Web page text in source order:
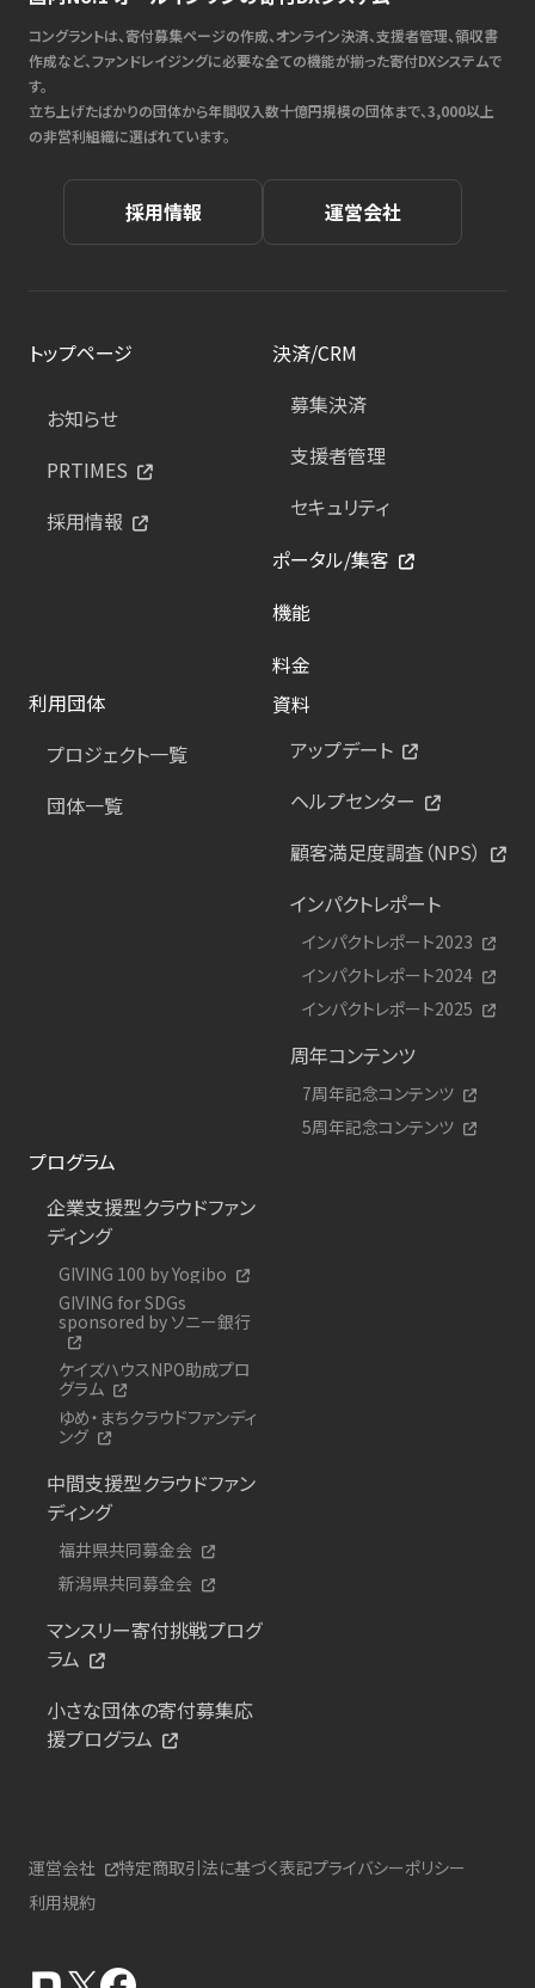
コングラントは、寄付募集ページの作成、オンライン決済、支援者管理、領収書
作成など、ファンドレイジングに必要な全ての機能が揃った寄付DXシステムで
す。
立ち上げたばかりの団体から年間収入数十億円規模の団体まで、3,000以上
の非営利組織に選ばれています。
採用情報 運営会社
トップページ
お知らせ
PRTIMES
採用情報
決済/CRM
募集決済
支援者管理
セキュリティ
ポータル/集客
機能
料金
利用団体
プロジェクト一覧
団体一覧
資料
アップデート
ヘルプセンター
顧客満足度調査（NPS）
インパクトレポート
インパクトレポート2023
インパクトレポート2024
インパクトレポート2025
周年コンテンツ
7周年記念コンテンツ
5周年記念コンテンツ
プログラム
企業支援型クラウドファン
ディング
GIVING 100 by Yogibo
GIVING for SDGs
sponsored by ソニー銀行
ケイズハウスNPO助成プロ
グラム
ゆめ・まちクラウドファンディ
ング
中間支援型クラウドファン
ディング
福井県共同募金会
新潟県共同募金会
マンスリー寄付挑戦プログ
ラム
小さな団体の寄付募集応
援プログラム
運営会社 特定商取引法に基づく表記プライバシーポリシー
利用規約